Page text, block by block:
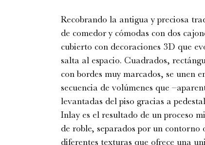
Recobrando la antigua y preciosa
de comedor y cómodas con dos
cubierto con decoraciones 3D que
salta al espacio. Cuadrados,
con bordes muy marcados, se unen
secuencia de volúmenes que
levantadas del piso gracias a
Inlay es el resultado de un proceso
de roble, separados por un contorno
diferentes texturas que ofrece una